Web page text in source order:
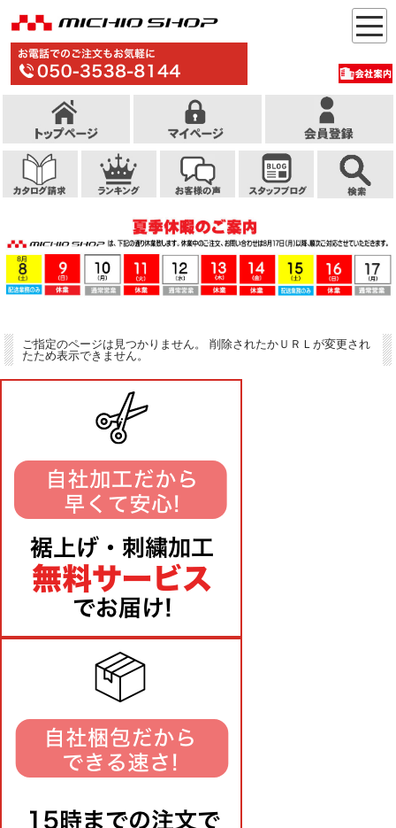
ご指定のページは見つかりません。 削除されたかＵＲＬが変更され
たため表示できません。